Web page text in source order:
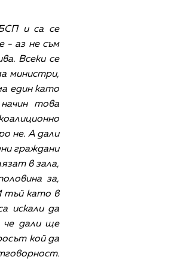
и са се
- аз не съм
Всеки се
министри,
един като
това
не. А дали
граждани
в зала,
за,
тъй като в
искали да
че дали ще
кой да